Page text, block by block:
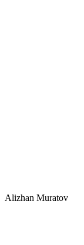
Alizhan Muratov